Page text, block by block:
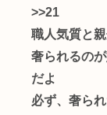
>>21
職人気質と
奢られるの
だよ
必ず、奢ら